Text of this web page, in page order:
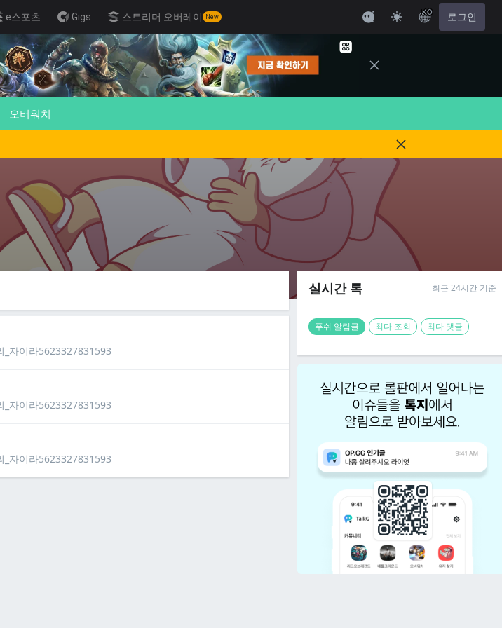
e스포츠 Gigs 스트리머 오버레이 New
KO 로그인
오버워치
_자이라5623327831593
_자이라5623327831593
_자이라5623327831593
실시간 톡 최근 24시간 기준
푸쉬 알림글 최다 조회 최다 댓글